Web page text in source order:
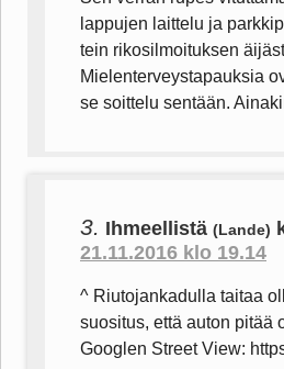
lappujen laittelu ja
tein rikosilmoituksen
Mielenterveystapauksia
se soittelu sentään.
3. Ihmeellistä (Lande)
21.11.2016 klo 19.14
^ Riutojankadulla taitaa
suositus, että auton pitää
Googlen Street View: